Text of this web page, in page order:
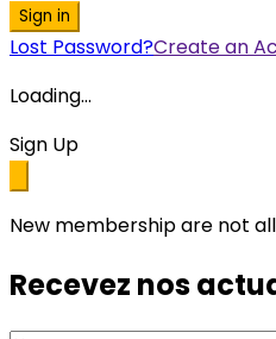
Sign in
Lost Password?Create an
Loading...
Sign Up
New membership are not
Recevez nos